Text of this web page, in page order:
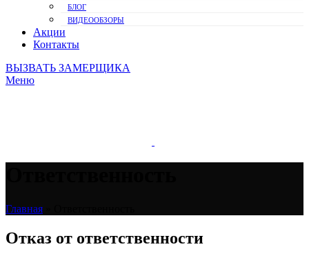
БЛОГ
ВИДЕООБЗОРЫ
Акции
Контакты
ВЫЗВАТЬ ЗАМЕРЩИКА
Меню
Главная
Отказ от ответственности